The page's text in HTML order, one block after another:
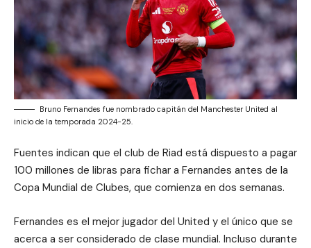
Bruno Fernandes fue nombrado capitán del Manchester United al
inicio de la temporada 2024-25.
Fuentes indican que el club de Riad está dispuesto a pagar
100 millones de libras para fichar a Fernandes antes de la
Copa Mundial de Clubes, que comienza en dos semanas.
Fernandes es el mejor jugador del United y el único que se
acerca a ser considerado de clase mundial. Incluso durante